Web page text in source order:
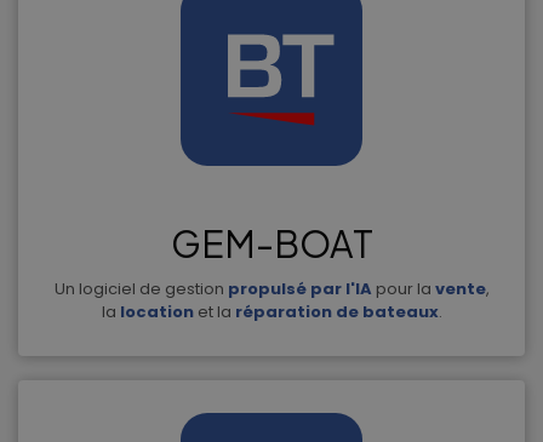
GEM-BOAT
Un logiciel de gestion propulsé par l'IA pour la vente,
la locationet la réparation de bateaux.